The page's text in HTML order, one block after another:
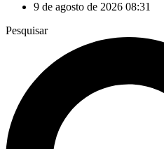
9 de agosto de 2026 08:31
Pesquisar